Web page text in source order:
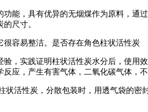
，具有优异的无烟煤作为原料，通
尺寸。
容易整洁。是否存在角色柱状活性炭
实践证明柱状活性炭水分后，使用
应，产生有害气体，二氧化碳气体，
活性炭，分散包装时，用透气袋的密